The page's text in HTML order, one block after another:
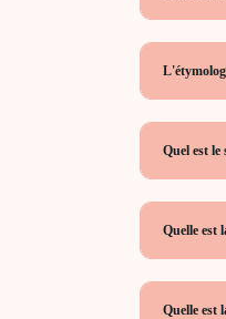
Quel est
Quelle est
Quelle est